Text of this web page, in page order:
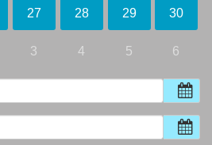
27 28 29 30
3 4 5 6